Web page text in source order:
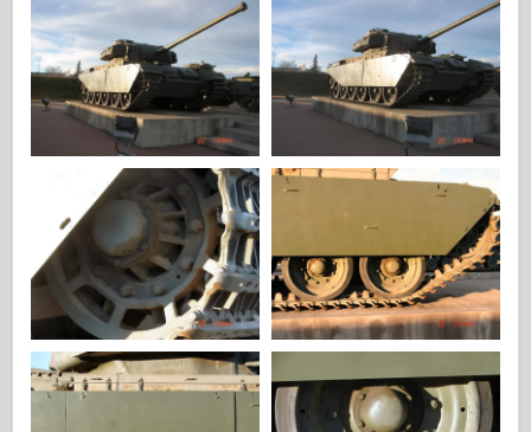
Книги
Dvd
Контакт
ле журнал
Комплекты